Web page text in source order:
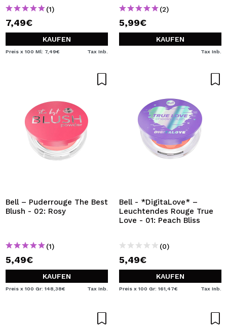
(1)
7,49€
KAUFEN
Preis x 100 Ml: 7,49€ Tax Inb.
(2)
5,99€
KAUFEN
Tax Inb.
Bell – Puderrouge The Best
Blush - 02: Rosy
(1)
5,49€
KAUFEN
Preis x 100 Gr: 148,38€ Tax Inb.
Bell - *DigitaLove* –
Leuchtendes Rouge True
Love - 01: Peach Bliss
(0)
5,49€
KAUFEN
Preis x 100 Gr: 161,47€ Tax Inb.